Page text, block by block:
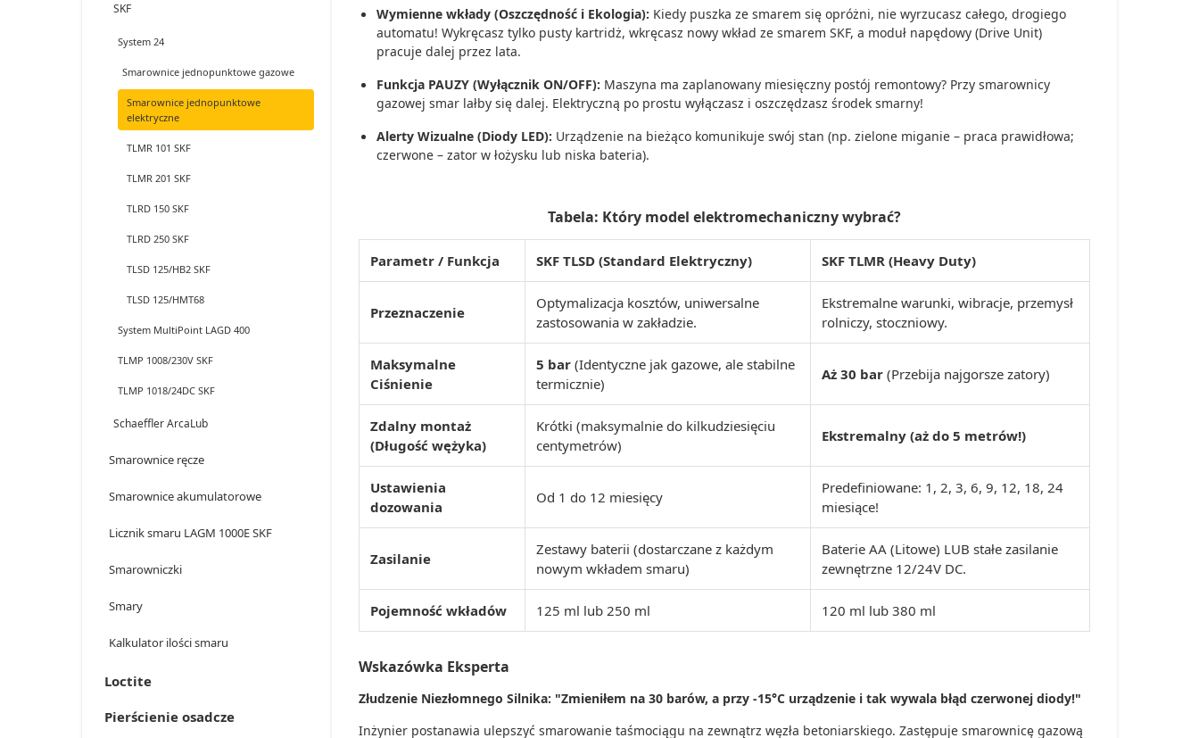
SKF
System 24
Smarownice jednopunktowe gazowe
Smarownice jednopunktowe
elektryczne
TLMR 101 SKF
TLMR 201 SKF
TLRD 150 SKF
TLRD 250 SKF
TLSD 125/HB2 SKF
TLSD 125/HMT68
System MultiPoint LAGD 400
TLMP 1008/230V SKF
TLMP 1018/24DC SKF
Schaeffler ArcaLub
Smarownice ręcze
Smarownice akumulatorowe
Licznik smaru LAGM 1000E SKF
Smarowniczki
Smary
Kalkulator ilości smaru
Loctite
Pierścienie osadcze
Wymienne wkłady (Oszczędność i Ekologia): Kiedy puszka ze smarem się opróżni, nie wyrzucasz całego, drogiego
automatu! Wykręcasz tylko pusty kartridż, wkręcasz nowy wkład ze smarem SKF, a moduł napędowy (Drive Unit)
pracuje dalej przez lata.
Funkcja PAUZY (Wyłącznik ON/OFF): Maszyna ma zaplanowany miesięczny postój remontowy? Przy smarownicy
gazowej smar lałby się dalej. Elektryczną po prostu wyłączasz i oszczędzasz środek smarny!
Alerty Wizualne (Diody LED): Urządzenie na bieżąco komunikuje swój stan (np. zielone miganie – praca prawidłowa;
czerwone – zator w łożysku lub niska bateria).
Tabela: Który model elektromechaniczny wybrać?
Parametr / Funkcja SKF TLSD (Standard Elektryczny) SKF TLMR (Heavy Duty)
Przeznaczenie
Optymalizacja kosztów, uniwersalne
zastosowania w zakładzie.
Ekstremalne warunki, wibracje, przemysł
rolniczy, stoczniowy.
Maksymalne
Ciśnienie
5 bar (Identyczne jak gazowe, ale stabilne
termicznie)
Aż 30 bar (Przebija najgorsze zatory)
Zdalny montaż
(Długość wężyka)
Krótki (maksymalnie do kilkudziesięciu
centymetrów)
Ekstremalny (aż do 5 metrów!)
Ustawienia
dozowania
Od 1 do 12 miesięcy
Predefiniowane: 1, 2, 3, 6, 9, 12, 18, 24
miesiące!
Zasilanie
Zestawy baterii (dostarczane z każdym
nowym wkładem smaru)
Baterie AA (Litowe) LUB stałe zasilanie
zewnętrzne 12/24V DC.
Pojemność wkładów 125 ml lub 250 ml 120 ml lub 380 ml
Wskazówka Eksperta
Złudzenie Niezłomnego Silnika: "Zmieniłem na 30 barów, a przy -15°C urządzenie i tak wywala błąd czerwonej diody!"
Inżynier postanawia ulepszyć smarowanie taśmociągu na zewnątrz węzła betoniarskiego. Zastępuje smarownicę gazową